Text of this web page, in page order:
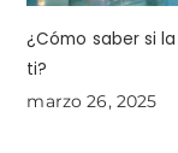
¿Cómo saber si
ti?
marzo 26, 2025